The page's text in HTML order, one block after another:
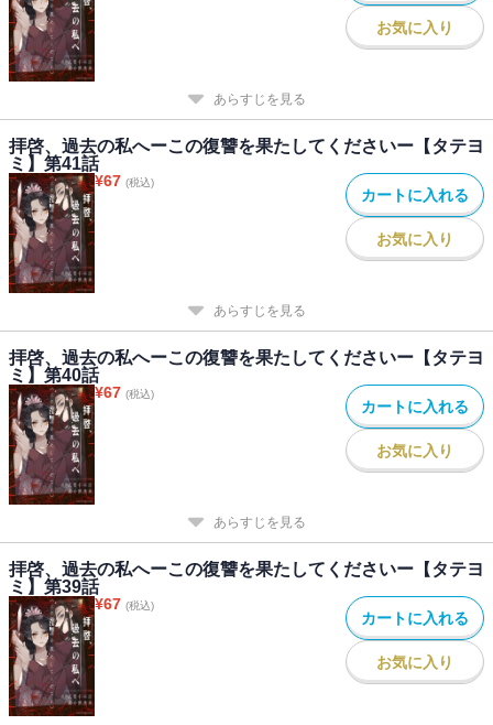
お気に入り
あらすじを見る
拝啓、過去の私へーこの復讐を果たしてくださいー【タテヨ
ミ】第41話
¥67 (税込)
カートに入れる
お気に入り
あらすじを見る
拝啓、過去の私へーこの復讐を果たしてくださいー【タテヨ
ミ】第40話
¥67 (税込)
カートに入れる
お気に入り
あらすじを見る
拝啓、過去の私へーこの復讐を果たしてくださいー【タテヨ
ミ】第39話
¥67 (税込)
カートに入れる
お気に入り